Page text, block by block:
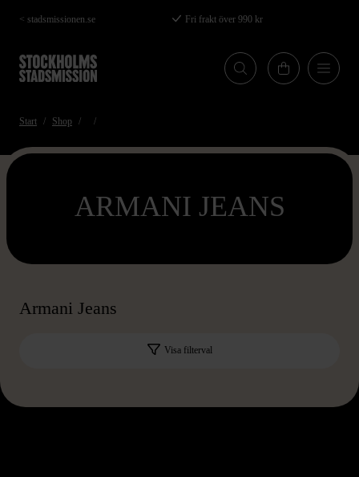
Hoppa
till
huvudinnehåll
< stadsmissionen.se Fri frakt över 990 kr
Start Shop
ARMANI JEANS
Armani Jeans
Visa filterval